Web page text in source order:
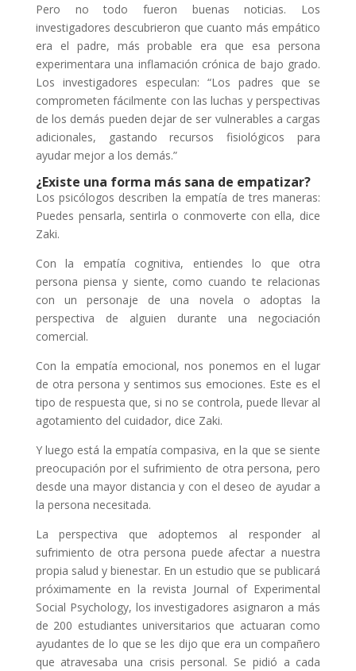
Pero no todo fueron buenas noticias. Los
investigadores descubrieron que cuanto más empático
era el padre, más probable era que esa persona
experimentara una inflamación crónica de bajo grado.
Los investigadores especulan: “Los padres que se
comprometen fácilmente con las luchas y perspectivas
de los demás pueden dejar de ser vulnerables a cargas
adicionales, gastando recursos fisiológicos para
ayudar mejor a los demás.”
¿Existe una forma más sana de empatizar?
Los psicólogos describen la empatía de tres maneras:
Puedes pensarla, sentirla o conmoverte con ella, dice
Zaki.
Con la empatía cognitiva, entiendes lo que otra
persona piensa y siente, como cuando te relacionas
con un personaje de una novela o adoptas la
perspectiva de alguien durante una negociación
comercial.
Con la empatía emocional, nos ponemos en el lugar
de otra persona y sentimos sus emociones. Este es el
tipo de respuesta que, si no se controla, puede llevar al
agotamiento del cuidador, dice Zaki.
Y luego está la empatía compasiva, en la que se siente
preocupación por el sufrimiento de otra persona, pero
desde una mayor distancia y con el deseo de ayudar a
la persona necesitada.
La perspectiva que adoptemos al responder al
sufrimiento de otra persona puede afectar a nuestra
propia salud y bienestar. En un estudio que se publicará
próximamente en la revista Journal of Experimental
Social Psychology, los investigadores asignaron a más
de 200 estudiantes universitarios que actuaran como
ayudantes de lo que se les dijo que era un compañero
que atravesaba una crisis personal. Se pidió a cada